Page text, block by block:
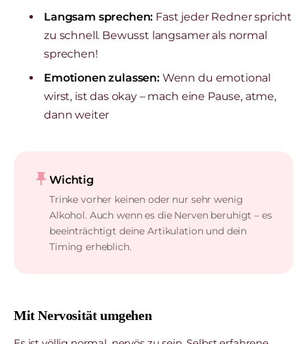
Langsam sprechen: Fast jeder Redner spricht
zu schnell. Bewusst langsamer als normal
sprechen!
Emotionen zulassen:Wenn du emotional
wirst, ist das okay – mach eine Pause, atme,
dann weiter
push_pin Wichtig
Trinke vorher keinen oder nur sehr wenig
Alkohol. Auch wenn es die Nerven beruhigt – es
beeinträchtigt deine Artikulation und dein
Timing erheblich.
Mit Nervosität umgehen